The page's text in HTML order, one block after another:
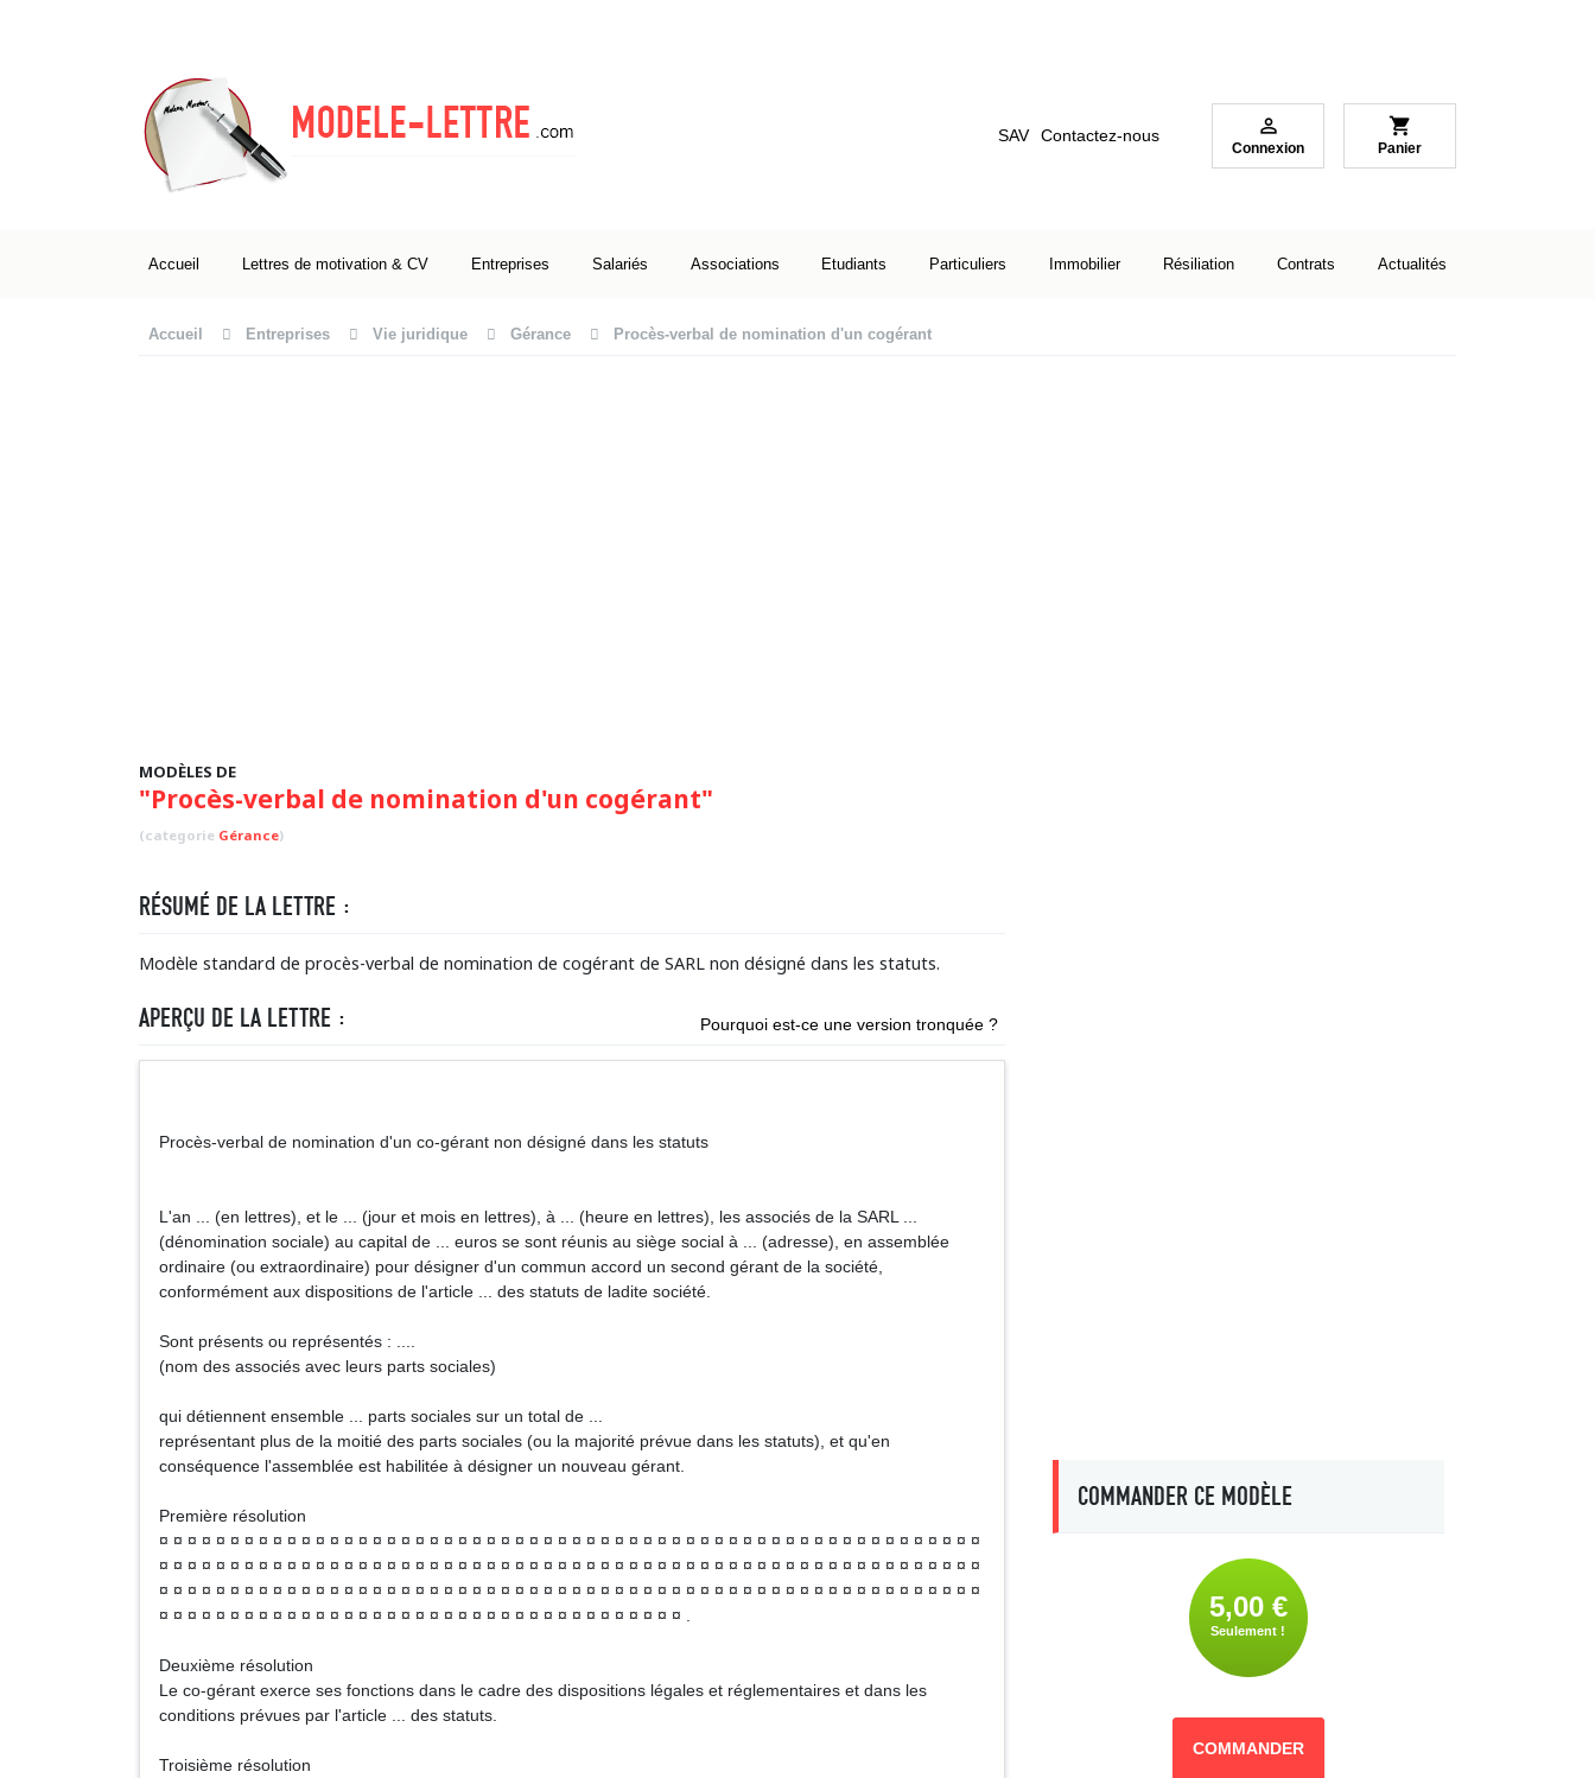
SAV Contactez-nous 
Connexion
shopping_cart
Panier
Accueil Lettres de motivation & CV Entreprises Salariés Associations Etudiants Particuliers Immobilier Résiliation Contrats Actualités
Accueil Entreprises Vie juridique Gérance Procès-verbal de nomination d'un cogérant
MODÈLES DE
"Procès-verbal de nomination d'un cogérant"
(categorie Gérance)
RÉSUMÉ DE LA LETTRE :
Modèle standard de procès-verbal de nomination de cogérant de SARL non désigné dans les statuts.
APERÇU DE LA LETTRE : Pourquoi est-ce une version tronquée ?
Procès-verbal de nomination d'un co-gérant non désigné dans les statuts
L'an ... (en lettres), et le ... (jour et mois en lettres), à ... (heure en lettres), les associés de la SARL ...
(dénomination sociale) au capital de ... euros se sont réunis au siège social à ... (adresse), en assemblée
ordinaire (ou extraordinaire) pour désigner d'un commun accord un second gérant de la société,
conformément aux dispositions de l'article ... des statuts de ladite société.
Sont présents ou représentés : ....
(nom des associés avec leurs parts sociales)
qui détiennent ensemble ... parts sociales sur un total de ...
représentant plus de la moitié des parts sociales (ou la majorité prévue dans les statuts), et qu'en
conséquence l'assemblée est habilitée à désigner un nouveau gérant.
Première résolution
¤ ¤ ¤ ¤ ¤ ¤ ¤ ¤ ¤ ¤ ¤ ¤ ¤ ¤ ¤ ¤ ¤ ¤ ¤ ¤ ¤ ¤ ¤ ¤ ¤ ¤ ¤ ¤ ¤ ¤ ¤ ¤ ¤ ¤ ¤ ¤ ¤ ¤ ¤ ¤ ¤ ¤ ¤ ¤ ¤ ¤ ¤ ¤ ¤ ¤ ¤ ¤ ¤ ¤ ¤ ¤ ¤ ¤
¤ ¤ ¤ ¤ ¤ ¤ ¤ ¤ ¤ ¤ ¤ ¤ ¤ ¤ ¤ ¤ ¤ ¤ ¤ ¤ ¤ ¤ ¤ ¤ ¤ ¤ ¤ ¤ ¤ ¤ ¤ ¤ ¤ ¤ ¤ ¤ ¤ ¤ ¤ ¤ ¤ ¤ ¤ ¤ ¤ ¤ ¤ ¤ ¤ ¤ ¤ ¤ ¤ ¤ ¤ ¤ ¤ ¤
¤ ¤ ¤ ¤ ¤ ¤ ¤ ¤ ¤ ¤ ¤ ¤ ¤ ¤ ¤ ¤ ¤ ¤ ¤ ¤ ¤ ¤ ¤ ¤ ¤ ¤ ¤ ¤ ¤ ¤ ¤ ¤ ¤ ¤ ¤ ¤ ¤ ¤ ¤ ¤ ¤ ¤ ¤ ¤ ¤ ¤ ¤ ¤ ¤ ¤ ¤ ¤ ¤ ¤ ¤ ¤ ¤ ¤
¤ ¤ ¤ ¤ ¤ ¤ ¤ ¤ ¤ ¤ ¤ ¤ ¤ ¤ ¤ ¤ ¤ ¤ ¤ ¤ ¤ ¤ ¤ ¤ ¤ ¤ ¤ ¤ ¤ ¤ ¤ ¤ ¤ ¤ ¤ ¤ ¤ .
Deuxième résolution
Le co-gérant exerce ses fonctions dans le cadre des dispositions légales et réglementaires et dans les
conditions prévues par l'article ... des statuts.
Troisième résolution
COMMANDER CE MODÈLE
5,00 €
Seulement !
COMMANDER